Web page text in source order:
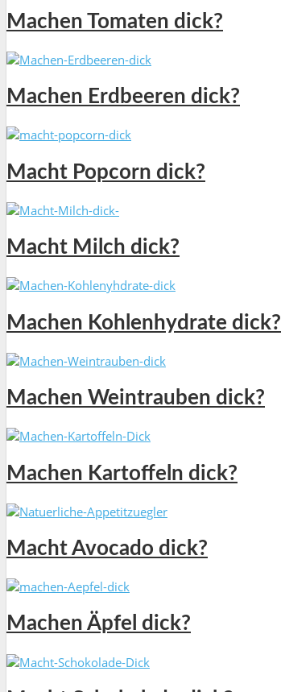
Machen Tomaten dick?
Machen Erdbeeren dick?
Macht Popcorn dick?
Macht Milch dick?
Machen Kohlenhydrate dick?
Machen Weintrauben dick?
Machen Kartoffeln dick?
Macht Avocado dick?
Machen Äpfel dick?